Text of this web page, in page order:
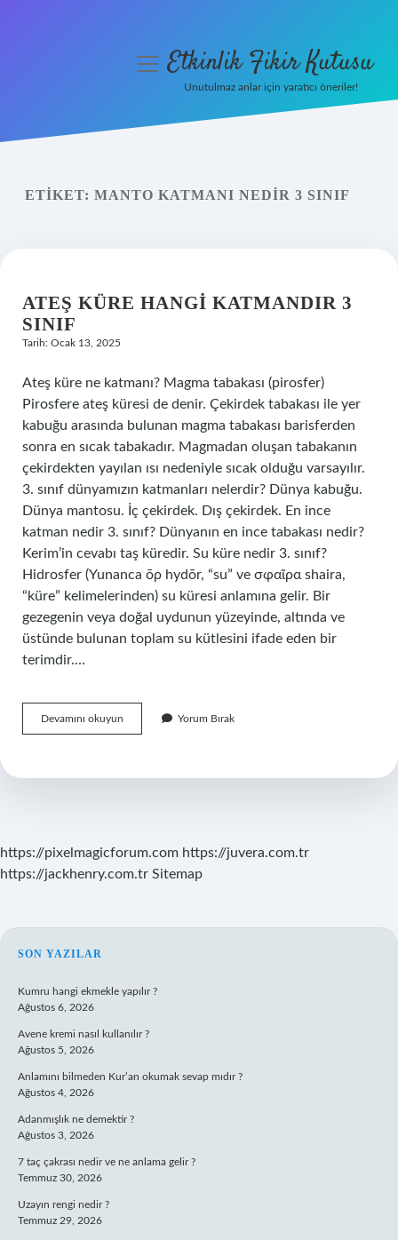
Yasal Uyarı
menüyüEtkinlik Fikir Kutusu
Unutulmaz anlar için yaratıcı öneriler!
ETIKET: MANTO KATMANI NEDIR 3 SINIF
ATEŞ KÜRE HANGI KATMANDIR 3
SINIF
Tarih: Ocak 13, 2025
Ateş küre ne katmanı? Magma tabakası (pirosfer)
Pirosfere ateş küresi de denir. Çekirdek tabakası ile yer
kabuğu arasında bulunan magma tabakası barisferden
sonra en sıcak tabakadır. Magmadan oluşan tabakanın
çekirdekten yayılan ısı nedeniyle sıcak olduğu varsayılır.
3. sınıf dünyamızın katmanları nelerdir? Dünya kabuğu.
Dünya mantosu. İç çekirdek. Dış çekirdek. En ince
katman nedir 3. sınıf? Dünyanın en ince tabakası nedir?
Kerim’in cevabı taş küredir. Su küre nedir 3. sınıf?
Hidrosfer (Yunanca ōρ hydōr, “su” ve σφαῖρα shaira,
“küre” kelimelerinden) su küresi anlamına gelir. Bir
gezegenin veya doğal uydunun yüzeyinde, altında ve
üstünde bulunan toplam su kütlesini ifade eden bir
terimdir.…
Devamını okuyun
Küre
3
Yorum Bırak
https://pixelmagicforum.com https://juvera.com.tr
https://jackhenry.com.tr Sitemap
SIDEBAR
SON YAZILAR
Kumru hangi ekmekle yapılır ?
Ağustos 6, 2026
Avene kremi nasıl kullanılır ?
Ağustos 5, 2026
Anlamını bilmeden Kur’an okumak sevap mıdır ?
Ağustos 4, 2026
Adanmışlık ne demektir ?
Ağustos 3, 2026
7 taç çakrası nedir ve ne anlama gelir ?
Temmuz 30, 2026
Uzayın rengi nedir ?
Temmuz 29, 2026